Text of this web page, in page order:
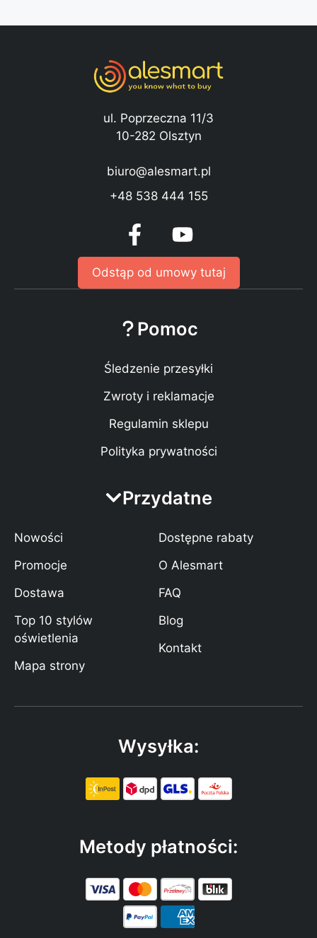
ul. Poprzeczna 11/3
10-282 Olsztyn
biuro@alesmart.pl
+48 538 444 155
Odstąp od umowy tutaj
Pomoc
Śledzenie przesyłki
Zwroty i reklamacje
Regulamin sklepu
Polityka prywatności
Przydatne
Nowości
Promocje
Dostawa
Top 10 stylów
oświetlenia
Mapa strony
Dostępne rabaty
O Alesmart
FAQ
Blog
Kontakt
Wysyłka:
Metody płatności: